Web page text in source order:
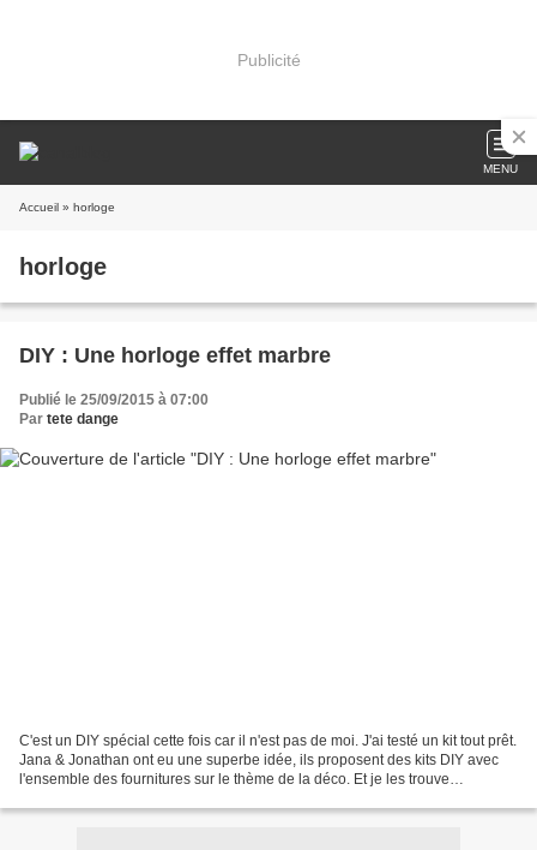
Publicité
MENU
Accueil » horloge
horloge
DIY : Une horloge effet marbre
Publié le 25/09/2015 à 07:00
Par tete dange
C'est un DIY spécial cette fois car il n'est pas de moi. J'ai testé un kit tout prêt.
Jana & Jonathan ont eu une superbe idée, ils proposent des kits DIY avec
l'ensemble des fournitures sur le thème de la déco. Et je les trouve